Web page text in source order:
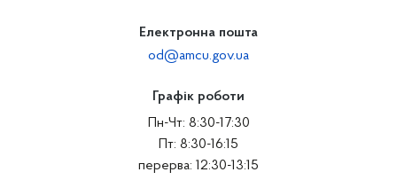
Електронна пошта
od@amcu.gov.ua
Графік роботи
Пн-Чт: 8:30-17:30
Пт: 8:30-16:15
перерва: 12:30-13:15